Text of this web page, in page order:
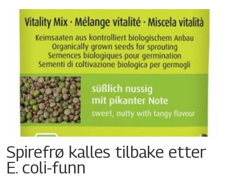
Spirefrø kalles tilbake etter
E. coli-funn